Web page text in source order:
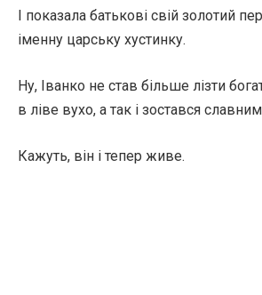
І показала батькові свій золотий
іменну царську хустинку.
Ну, Іванко не став більше лізти
в ліве вухо, а так і зостався
Кажуть, він і тепер живе.